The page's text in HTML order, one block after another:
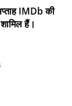
IMDb की
हैं।